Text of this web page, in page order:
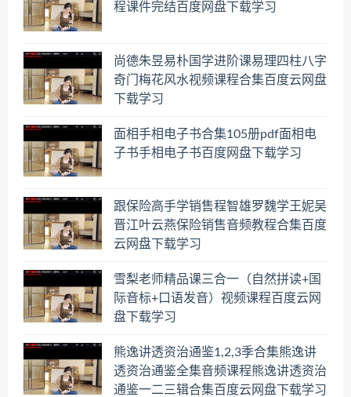
程课件完结百度网盘下载学习
尚德朱昱易朴国学进阶课易理四柱八字
奇门梅花风水视频课程合集百度云网盘
下载学习
面相手相电子书合集105册pdf面相电
子书手相电子书百度网盘下载学习
跟保险高手学销售程智雄罗魏学王妮吴
晋江叶云燕保险销售音频教程合集百度
云网盘下载学习
雪梨老师精品课三合一（自然拼读+国
际音标+口语发音）视频课程百度云网
盘下载学习
熊逸讲透资治通鉴1,2,3季合集熊逸讲
透资治通鉴全集音频课程熊逸讲透资治
通鉴一二三辑合集百度云网盘下载学习